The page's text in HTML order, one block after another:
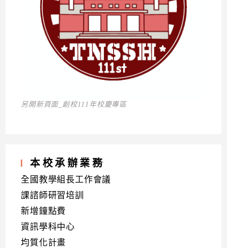
另開新頁面_創校111年校慶專區
本校承辦業務
全國教學組長工作會議
課諮師研習培訓
新增鐘點費
資訊學科中心
均質化計畫